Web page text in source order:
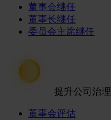
董事会继任
董事长继任
委员会主席继任
提升公司治理
董事会评估